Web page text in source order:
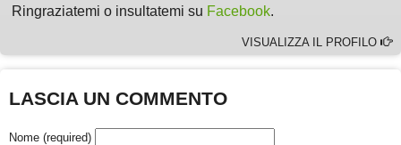
Ringraziatemi o insultatemi su Facebook.
VISUALIZZA IL PROFILO
LASCIA UN COMMENTO
Nome (required)